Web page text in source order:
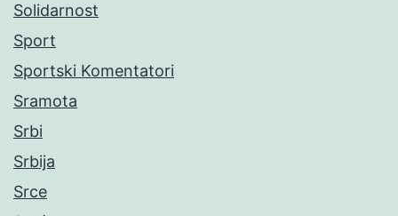
Solidarnost
Sport
Sportski Komentatori
Sramota
Srbi
Srbija
Srce